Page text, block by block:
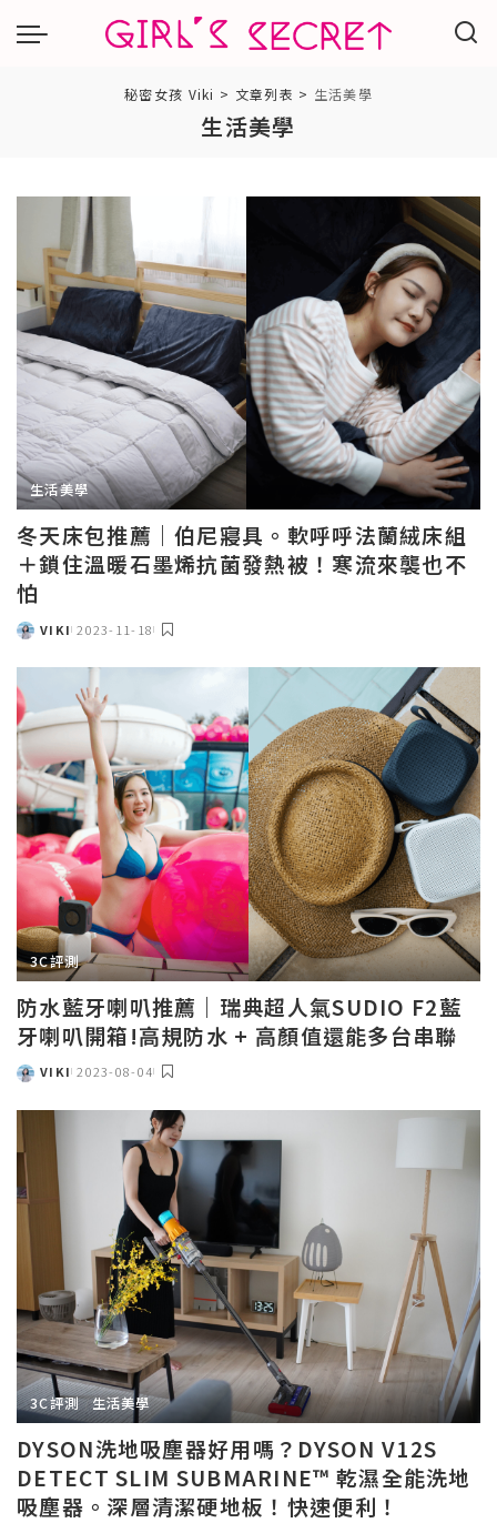
秘密女孩 Viki > 文章列表 > 生活美學
生活美學
生活美學
冬天床包推薦｜伯尼寢具。軟呼呼法蘭絨床組
＋鎖住溫暖石墨烯抗菌發熱被！寒流來襲也不
怕
POSTED
VIKI 2023-11-18
3C評測
防水藍牙喇叭推薦｜瑞典超人氣SUDIO F2藍
牙喇叭開箱!高規防水 + 高顏值還能多台串聯
POSTED
VIKI 2023-08-04
3C評測 生活美學
DYSON洗地吸塵器好用嗎？DYSON V12S
DETECT SLIM SUBMARINE™ 乾濕全能洗地
吸塵器。深層清潔硬地板！快速便利！